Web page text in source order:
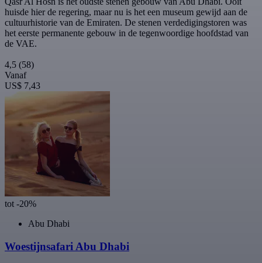
huisde hier de regering, maar nu is het een museum gewijd aan de
cultuurhistorie van de Emiraten. De stenen verdedigingstoren was
het eerste permanente gebouw in de tegenwoordige hoofdstad van
de VAE.
4,5 (58)
Vanaf
US$ 7,43
tot -20%
Abu Dhabi
Woestijnsafari Abu Dhabi